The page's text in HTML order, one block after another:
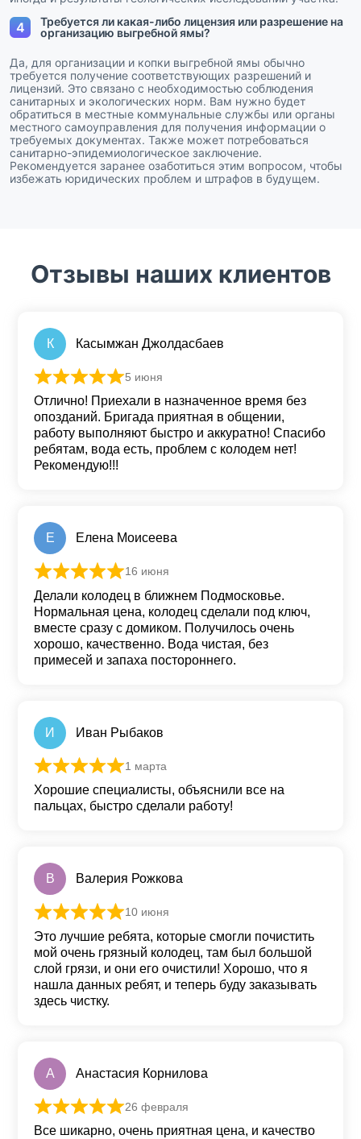
4
Требуется ли какая-либо лицензия или разрешение на
организацию выгребной ямы?
Да, для организации и копки выгребной ямы обычно
требуется получение соответствующих разрешений и
лицензий. Это связано с необходимостью соблюдения
санитарных и экологических норм. Вам нужно будет
обратиться в местные коммунальные службы или органы
местного самоуправления для получения информации о
требуемых документах. Также может потребоваться
санитарно-эпидемиологическое заключение.
Рекомендуется заранее озаботиться этим вопросом, чтобы
избежать юридических проблем и штрафов в будущем.
Отзывы наших клиентов
К Касымжан Джолдасбаев
Оценка
5 июня
Отлично! Приехали в назначенное время без
опозданий. Бригада приятная в общении,
работу выполняют быстро и аккуратно! Спасибо
ребятам, вода есть, проблем с колодем нет!
Рекомендую!!!
Е Елена Моисеева
Оценка
16 июня
Делали колодец в ближнем Подмосковье.
Нормальная цена, колодец сделали под ключ,
вместе сразу с домиком. Получилось очень
хорошо, качественно. Вода чистая, без
примесей и запаха постороннего.
И Иван Рыбаков
Оценка из 5
1 марта
Хорошие специалисты, объяснили все на
пальцах, быстро сделали работу!
В Валерия Рожкова
Оценка
10 июня
Это лучшие ребята, которые смогли почистить
мой очень грязный колодец, там был большой
слой грязи, и они его очистили! Хорошо, что я
нашла данных ребят, и теперь буду заказывать
здесь чистку.
А Анастасия Корнилова
Оценка из 5
26 февраля
Все шикарно, очень приятная цена, и качество